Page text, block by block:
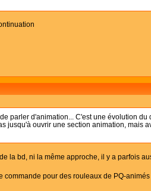
parler d'animation... C'est une évolution
jusqu'à ouvrir une section animation, mais
la bd, ni la même approche, il y a parfois
commande pour des rouleaux de PQ-